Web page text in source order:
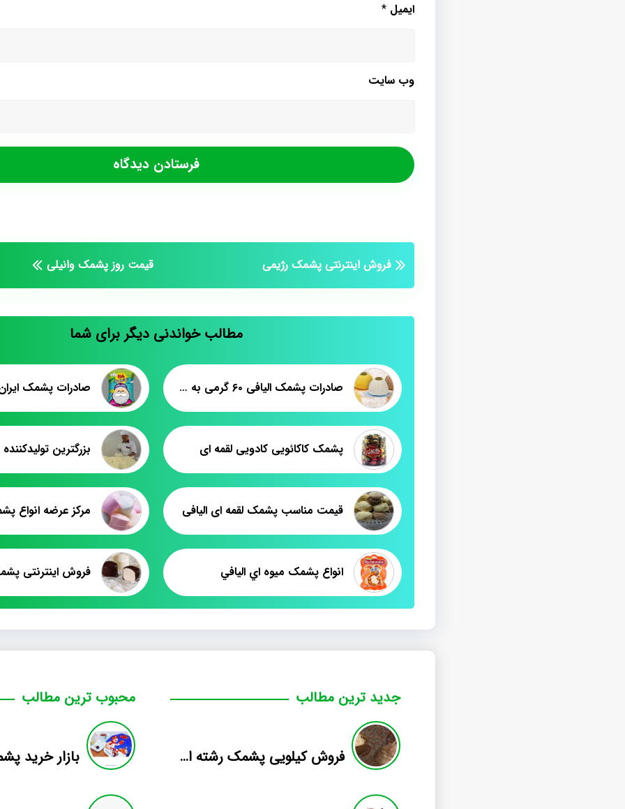
ایمیل *
وب‌ سایت
فروش اینترنتی پشمک رژیمی قیمت روز پشمک وانیلی
مطالب خواندنی دیگر برای شما
صادرات پشمک الیافی ۶۰ گرمی به سوریه صادرات پشمک
پشمک کاکائویی کادویی لقمه ای بزرگترین
قیمت مناسب پشمک لقمه ای الیافی
انواع پشمک ميوه اي اليافي فروش اینترنتی
جدید ترین مطالب
فروش کیلویی پشمک رشته ای طعم دار میوه
محبوب ترین مطالب
بازار خرید